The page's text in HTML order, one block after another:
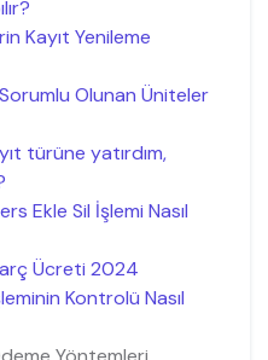
Kayıt Yenileme
Olunan Üniteler
türüne yatırdım,
Ekle Sil İşlemi Nasıl
Ücreti 2024
Kontrolü Nasıl